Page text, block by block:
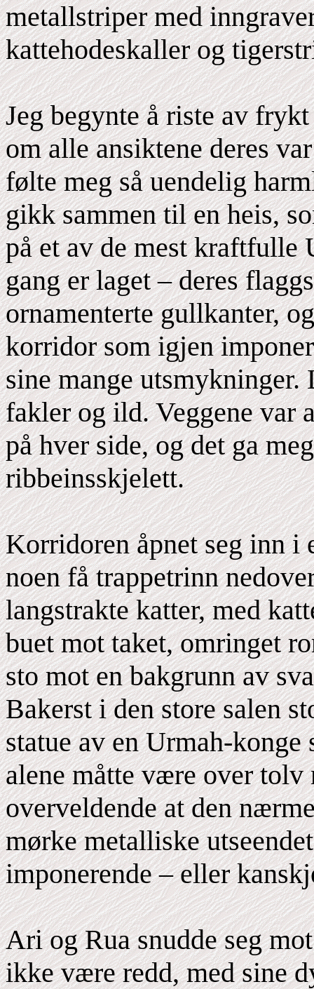
metallstriper med
kattehodeskaller og
Jeg begynte å riste av
om alle ansiktene deres
følte meg så uendelig
gikk sammen til en heis,
på et av de mest kraftfulle
gang er laget – deres
ornamenterte gullkanter,
korridor som igjen
sine mange utsmykninger.
fakler og ild. Veggene var
på hver side, og det ga
ribbeinsskjelett.
Korridoren åpnet seg inn i
noen få trappetrinn
langstrakte katter, med
buet mot taket, omringet
sto mot en bakgrunn av
Bakerst i den store salen
statue av en Urmah-konge
alene måtte være over tolv
overveldende at den
mørke metalliske
imponerende – eller
Ari og Rua snudde seg
ikke være redd, med sine